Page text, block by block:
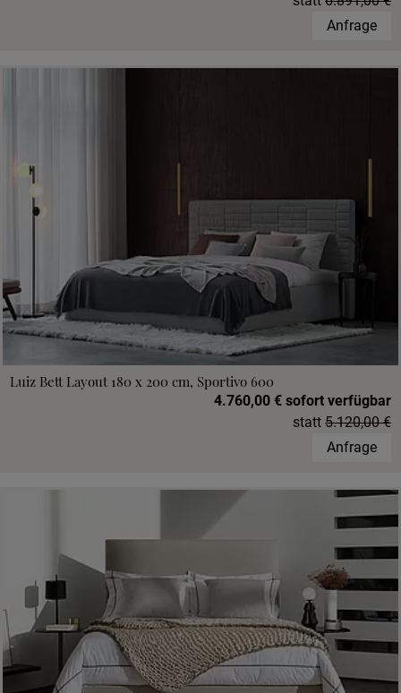
Anfrage
Luiz Bett Layout 180 x 200 cm, Sportivo 600
4.760,00 € sofort verfügbar
statt 5.120,00 €
Anfrage